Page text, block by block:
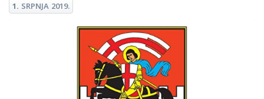
1. SRPNJA 2019.